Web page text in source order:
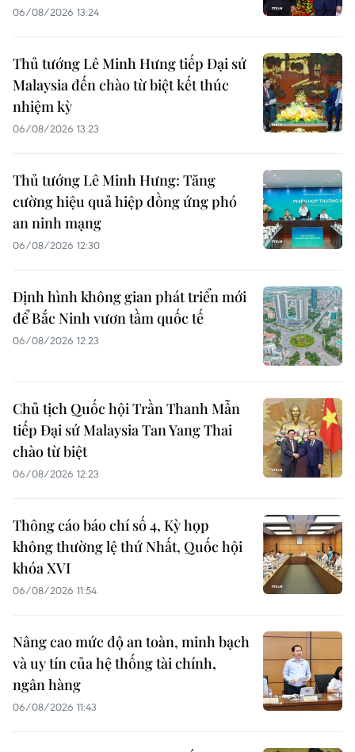
06/08/2026 13:24
Thủ tướng Lê Minh Hưng tiếp Đại sứ
Malaysia đến chào từ biệt kết thúc
nhiệm kỳ
06/08/2026 13:23
Thủ tướng Lê Minh Hưng: Tăng
cường hiệu quả hiệp đồng ứng phó
an ninh mạng
06/08/2026 12:30
Định hình không gian phát triển mới
để Bắc Ninh vươn tầm quốc tế
06/08/2026 12:23
Chủ tịch Quốc hội Trần Thanh Mẫn
tiếp Đại sứ Malaysia Tan Yang Thai
chào từ biệt
06/08/2026 12:23
Thông cáo báo chí số 4, Kỳ họp
không thường lệ thứ Nhất, Quốc hội
khóa XVI
06/08/2026 11:54
Nâng cao mức độ an toàn, minh bạch
và uy tín của hệ thống tài chính,
ngân hàng
06/08/2026 11:43